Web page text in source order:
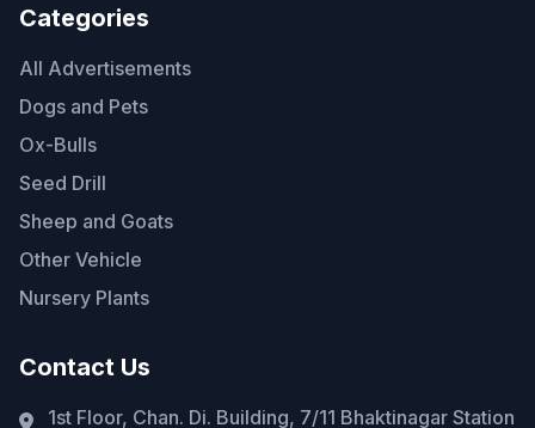
Categories
All Advertisements
Dogs and Pets
Ox-Bulls
Seed Drill
Sheep and Goats
Other Vehicle
Nursery Plants
Contact Us
1st Floor, Chan. Di. Building, 7/11 Bhaktinagar Station